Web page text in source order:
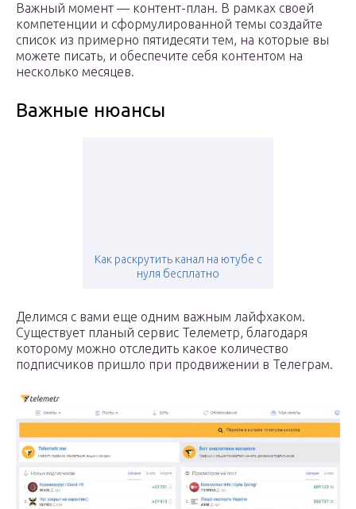
Важный момент — контент-план. В рамках своей
компетенции и сформулированной темы создайте
список из примерно пятидесяти тем, на которые вы
можете писать, и обеспечите себя контентом на
несколько месяцев.
Важные нюансы
Как раскрутить канал на ютубе с
нуля бесплатно
Делимся с вами еще одним важным лайфхаком.
Существует планый сервис Телеметр, благодаря
которому можно отследить какое количество
подписчиков пришло при продвижении в Телеграм.